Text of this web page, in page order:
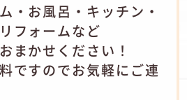
・お風呂・キッチン・
フォームなど
まかせください！
ですのでお気軽にご連